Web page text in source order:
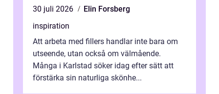
30 juli 2026
Elin Forsberg
inspiration
Att arbeta med fillers handlar inte bara om
utseende, utan också om välmående.
Många i Karlstad söker idag efter sätt att
förstärka sin naturliga skönhe...